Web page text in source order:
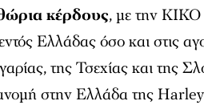
κέρδους, με την
Ελλάδας όσο και στις
της Τσεχίας και της
στην Ελλάδα της